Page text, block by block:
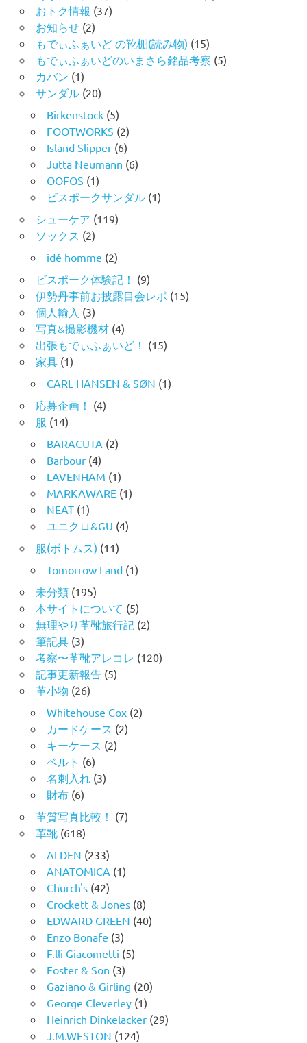
おトク情報 (37)
お知らせ(2)
もでぃふぁいど の靴棚(読み物) (15)
もでぃふぁいどのいまさら銘品考察 (5)
カバン (1)
サンダル(20)
Birkenstock(5)
FOOTWORKS (2)
Island Slipper(6)
Jutta Neumann (6)
OOFOS (1)
ビスポークサンダル(1)
シューケア (119)
ソックス (2)
idé homme (2)
ビスポーク体験記！ (9)
伊勢丹事前お披露目会レポ (15)
個人輸入 (3)
写真&撮影機材(4)
出張もでぃふぁいど！ (15)
家具(1)
CARL HANSEN & SØN (1)
応募企画！ (4)
服 (14)
BARACUTA (2)
Barbour(4)
LAVENHAM (1)
MARKAWARE(1)
NEAT(1)
ユニクロ&GU (4)
服(ボトムス) (11)
Tomorrow Land(1)
未分類(195)
本サイトについて (5)
無理やり革靴旅行記 (2)
筆記具(3)
考察〜革靴アレコレ (120)
記事更新報告(5)
革小物 (26)
Whitehouse Cox(2)
カードケース (2)
キーケース (2)
ベルト (6)
名刺入れ (3)
財布(6)
革質写真比較！ (7)
革靴(618)
ALDEN (233)
ANATOMICA (1)
Church's(42)
Crockett & Jones(8)
EDWARD GREEN (40)
Enzo Bonafe (3)
F.lli Giacometti (5)
Foster & Son (3)
Gaziano & Girling (20)
George Cleverley(1)
Heinrich Dinkelacker(29)
J.M.WESTON (124)